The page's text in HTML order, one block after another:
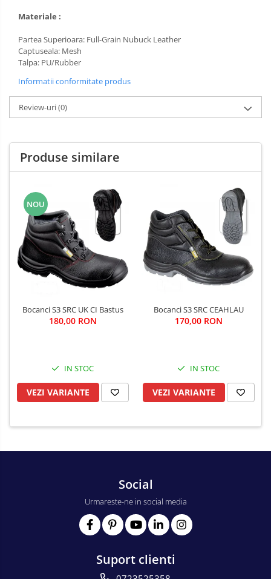
Materiale :
Partea Superioara: Full-Grain Nubuck Leather
Captuseala: Mesh
Talpa: PU/Rubber
Informatii conformitate produs
Review-uri(0)
Produse similare
NOU
Bocanci S3 SRC UK CI Bastus
180,00 RON
IN STOC
VEZI VARIANTE
Bocanci S3 SRC CEAHLAU
170,00 RON
IN STOC
VEZI VARIANTE
Social
Urmareste-ne in social media
Suport clienti